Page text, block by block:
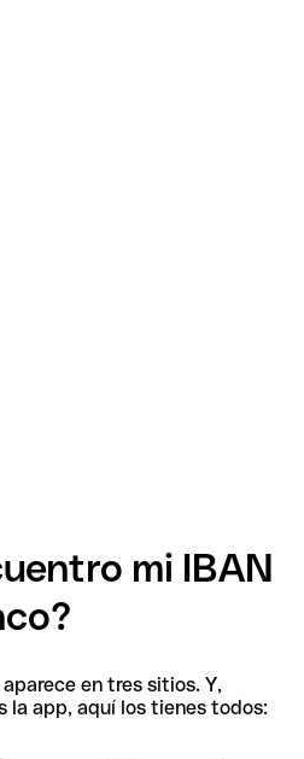
mi IBAN
en tres sitios. Y,
la app, aquí los tienes todos: